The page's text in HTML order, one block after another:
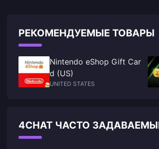
РЕКОМЕНДУЕМЫЕ ТОВАРЫ
Nintendo eShop Gift Car
d (US)
UNITED STATES
4CHAT ЧАСТО